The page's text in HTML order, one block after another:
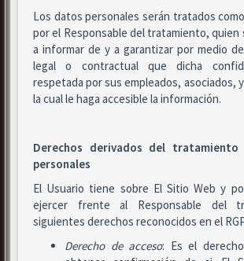
Los datos personales serán tratados
por el Responsable del tratamiento, quien
a informar de y a garantizar por medio
legal o contractual que dicha
respetada por sus empleados, asociados,
la cual le haga accesible la información.
Derechos derivados del
personales
El Usuario tiene sobre El Sitio Web y
ejercer frente al Responsable del
siguientes derechos reconocidos en el
Derecho de acceso: Es el